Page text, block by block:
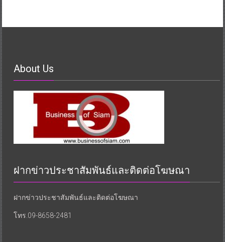
About Us
ฝากข่าวประชาสัมพันธ์และติดต่อโฆษณา
ฝากข่าวประชาสัมพันธ์และติดต่อโฆษณา
โทร.09-8658-2481